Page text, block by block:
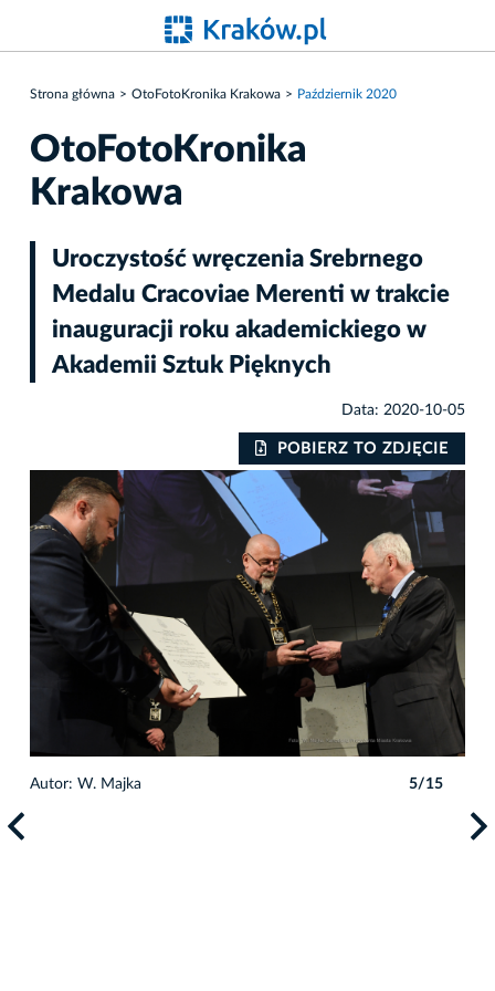
Strona główna OtoFotoKronika Krakowa Październik 2020
OtoFotoKronika
Krakowa
Uroczystość wręczenia Srebrnego
Medalu Cracoviae Merenti w trakcie
inauguracji roku akademickiego w
Akademii Sztuk Pięknych
Data: 2020-10-05
POBIERZ TO ZDJĘCIE
Autor: W. Majka 5/15